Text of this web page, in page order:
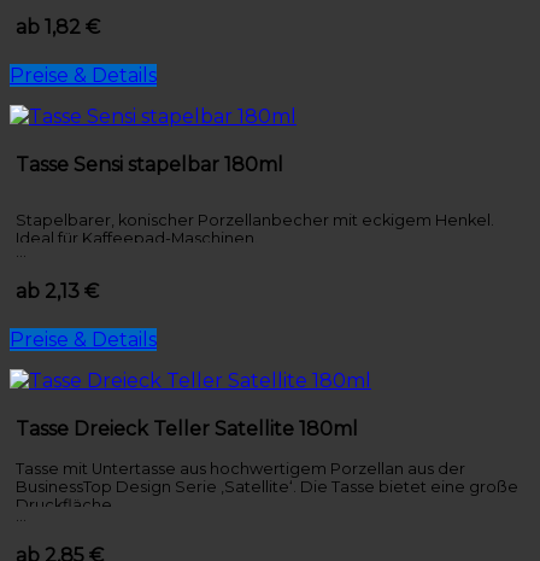
ab 1,82 €
Preise & Details
Tasse Sensi stapelbar 180ml
Stapelbarer, konischer Porzellanbecher mit eckigem Henkel.
Ideal für Kaffeepad-Maschinen.
ab 2,13 €
Preise & Details
Tasse Dreieck Teller Satellite 180ml
Tasse mit Untertasse aus hochwertigem Porzellan aus der
BusinessTop Design Serie ‚Satellite‘. Die Tasse bietet eine große
Druckfläche.
ab 2,85 €